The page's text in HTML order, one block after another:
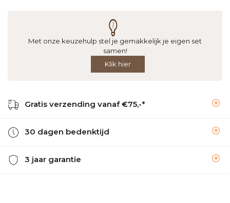
Met onze keuzehulp stel je gemakkelijk je eigen set
samen!
Klik hier
Gratis verzending vanaf €75,-*
30 dagen bedenktijd
3 jaar garantie